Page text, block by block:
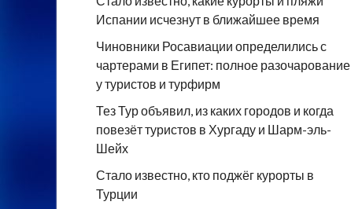
Испании исчезнут в ближайшее время
Чиновники Росавиации определились с
чартерами в Египет: полное разочарование
у туристов и турфирм
Тез Тур объявил, из каких городов и когда
повезёт туристов в Хургаду и Шарм-эль-
Шейх
Стало известно, кто поджёг курорты в
Турции